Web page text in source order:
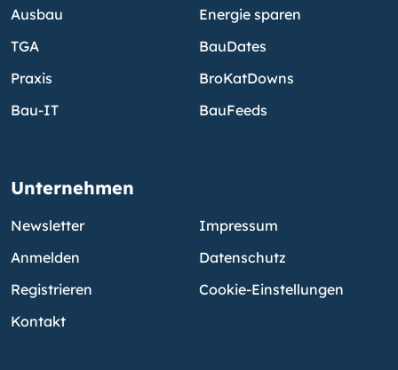
Ausbau
TGA
Praxis
Bau-IT
Energie sparen
BauDates
BroKatDowns
BauFeeds
Unternehmen
Newsletter
Anmelden
Registrieren
Kontakt
Impressum
Datenschutz
Cookie-Einstellungen